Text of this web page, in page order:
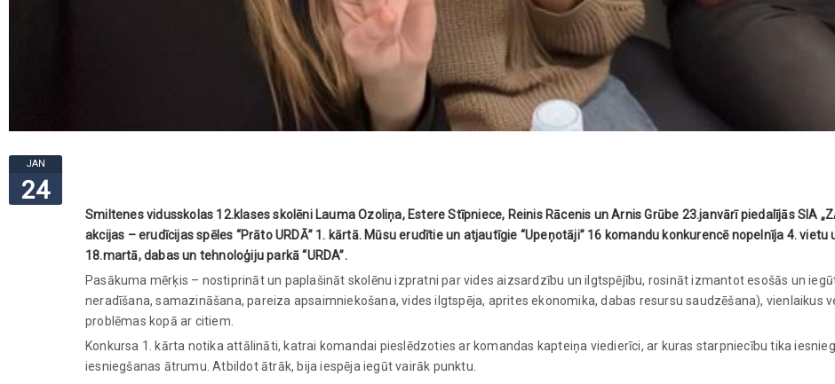
JAN
24
Smiltenes vidusskolas 12.klases skolēni Lauma Ozoliņa, Estere Stīpniece, Reinis Rācenis un Arnis Grūbe 23.janvārī piedalījās SIA
akcijas – erudīcijas spēles “Prāto URDĀ” 1. kārtā. Mūsu erudītie un atjautīgie “Upeņotāji” 16 komandu konkurencē nopelnīja 4.
18.martā, dabas un tehnoloģiju parkā “URDA”.
Pasākuma mērķis – nostiprināt un paplašināt skolēnu izpratni par vides aizsardzību un ilgtspējību, rosināt izmantot esošās un
neradīšana, samazināšana, pareiza apsaimniekošana, vides ilgtspēja, aprites ekonomika, dabas resursu saudzēšana),
problēmas kopā ar citiem.
Konkursa 1. kārta notika attālināti, katrai komandai pieslēdzoties ar komandas kapteiņa viedierīci, ar kuras starpniecību tika
iesniegšanas ātrumu. Atbildot ātrāk, bija iespēja iegūt vairāk punktu.